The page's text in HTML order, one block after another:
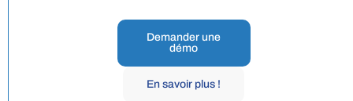
Demander une
démo
En savoir plus !